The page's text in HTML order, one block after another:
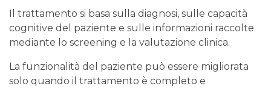
Il trattamento si basa sulla diagnosi, sulle capacità
cognitive del paziente e sulle informazioni raccolte
mediante lo screening e la valutazione clinica.
La funzionalità del paziente può essere migliorata
solo quando il trattamento è completo e